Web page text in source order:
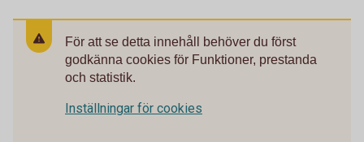
För att se detta innehåll behöver du först
godkänna cookies för Funktioner, prestanda
och statistik.
Inställningar för cookies